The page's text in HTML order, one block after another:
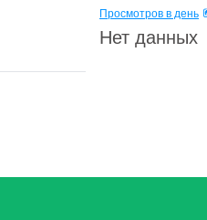
Просмотров в день
Нет данных